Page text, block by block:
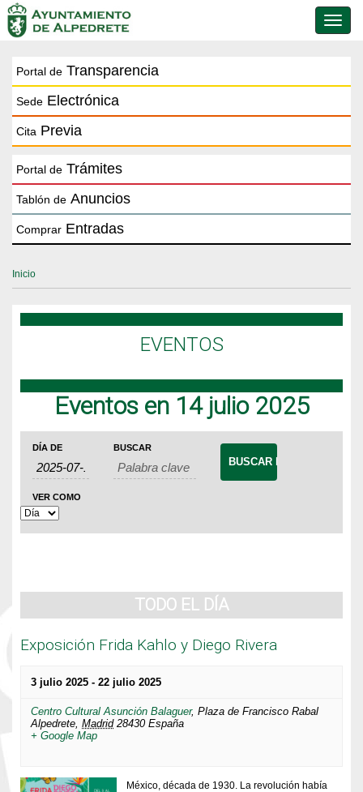
de
Portal de Transparencia
Sede Electrónica
Cita Previa
Portal de Trámites
Tablón de Anuncios
Comprar Entradas
Inicio
EVENTOS
Eventos en 14 julio 2025
Navegación
de
búsqueda
y
Búsqueda
de
Eventos
DÍA DE BUSCAR
Navegación
de
vistas
de
Evento
VER COMO
TODO EL DÍA
Exposición Frida Kahlo y Diego Rivera
3 julio 2025 - 22 julio 2025
Centro Cultural Asunción Balaguer, Plaza de Francisco Rabal
Alpedrete, Madrid 28430 España
+ Google Map
México, década de 1930. La revolución había